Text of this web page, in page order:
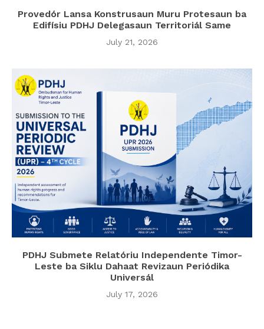
Provedór Lansa Konstrusaun Muru Protesaun ba
Edifísiu PDHJ Delegasaun Territoriál Same
July 21, 2026
PDHJ Submete Relatóriu Independente Timor-
Leste ba Siklu Dahaat Revizaun Periódika
Universál
July 17, 2026